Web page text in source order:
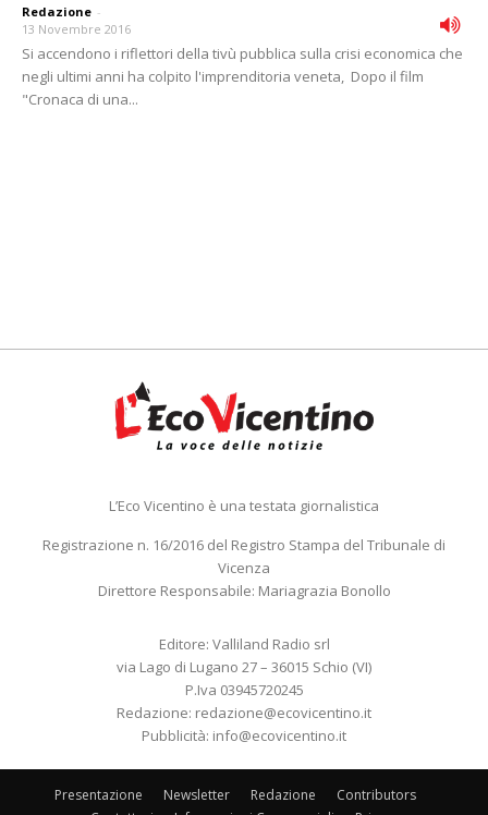
Redazione -
13 Novembre 2016
Si accendono i riflettori della tivù pubblica sulla crisi economica che
negli ultimi anni ha colpito l'imprenditoria veneta, Dopo il film
"Cronaca di una...
L’Eco Vicentino è una testata giornalistica
Registrazione n. 16/2016 del Registro Stampa del Tribunale di
Vicenza
Direttore Responsabile: Mariagrazia Bonollo
Editore: Valliland Radio srl
via Lago di Lugano 27 – 36015 Schio (VI)
P.Iva 03945720245
Redazione: redazione@ecovicentino.it
Pubblicità: info@ecovicentino.it
Presentazione Newsletter Redazione
Contributors